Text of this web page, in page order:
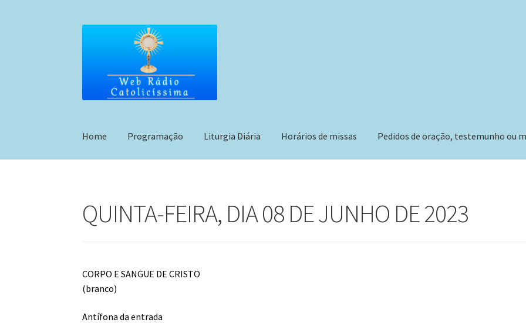
conteúdo
Home Programação Liturgia Diária Horários de missas Pedidos de oração, testemunho ou
QUINTA-FEIRA, DIA 08 DE JUNHO DE 2023
CORPO E SANGUE DE CRISTO
(branco)
Antífona da entrada